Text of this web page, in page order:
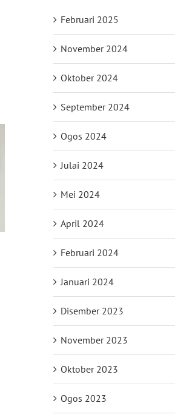
Februari 2025
November 2024
Oktober 2024
September 2024
Ogos 2024
Julai 2024
Mei 2024
April 2024
Februari 2024
Januari 2024
Disember 2023
November 2023
Oktober 2023
Ogos 2023